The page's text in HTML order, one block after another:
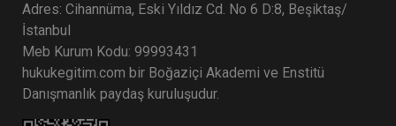
Adres: Cihannüma, Eski Yıldız Cd. No 6 D:8, Beşiktaş/
İstanbul
Meb Kurum Kodu: 99993431
hukukegitim.com bir Boğaziçi Akademi ve Enstitü
Danışmanlık paydaş kuruluşudur.